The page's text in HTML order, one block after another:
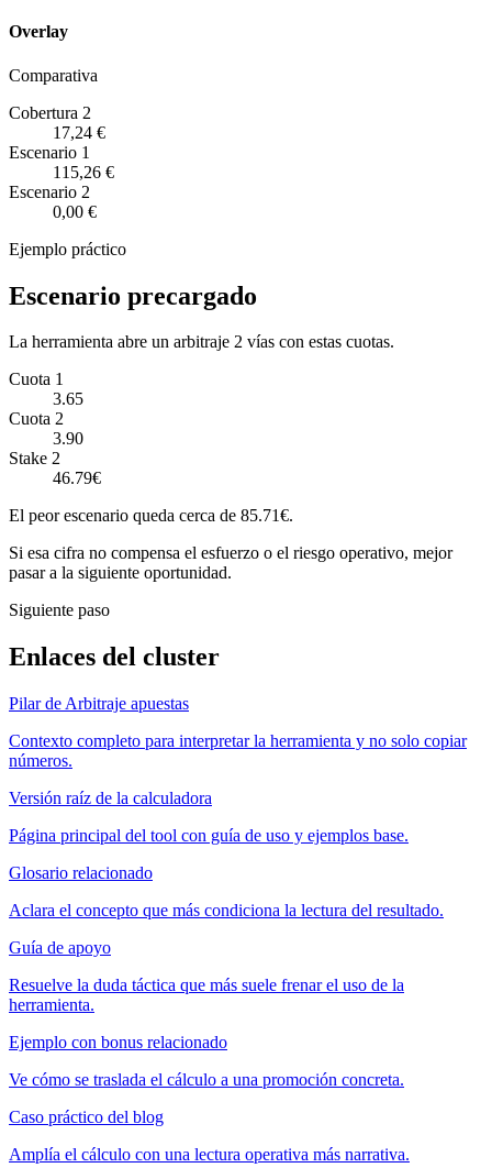
Overlay
Comparativa
Cobertura 2
17,24 €
Escenario 1
115,26 €
Escenario 2
0,00 €
Ejemplo práctico
Escenario precargado
La herramienta abre un arbitraje 2 vías con estas cuotas.
Cuota 1
3.65
Cuota 2
3.90
Stake 2
46.79€
El peor escenario queda cerca de 85.71€.
Si esa cifra no compensa el esfuerzo o el riesgo operativo, mejor
pasar a la siguiente oportunidad.
Siguiente paso
Enlaces del cluster
Pilar de Arbitraje apuestas
Contexto completo para interpretar la herramienta y no solo copiar
números.
Versión raíz de la calculadora
Página principal del tool con guía de uso y ejemplos base.
Glosario relacionado
Aclara el concepto que más condiciona la lectura del resultado.
Guía de apoyo
Resuelve la duda táctica que más suele frenar el uso de la
herramienta.
Ejemplo con bonus relacionado
Ve cómo se traslada el cálculo a una promoción concreta.
Caso práctico del blog
Amplía el cálculo con una lectura operativa más narrativa.